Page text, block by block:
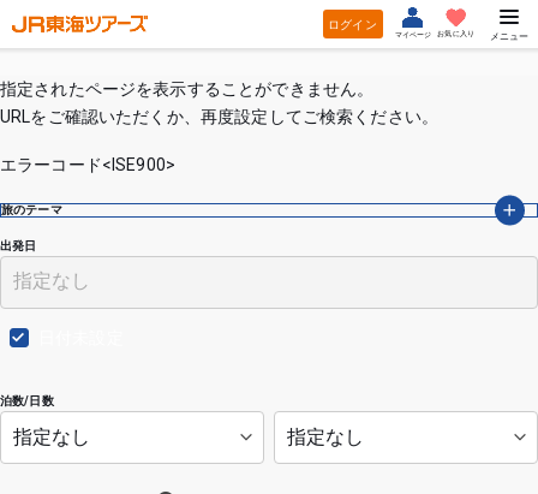
ログイン
マイページ お気に入り メニュー
指定されたページを表示することができません。
URLをご確認いただくか、再度設定してご検索ください。
エラーコード<ISE900>
出発日
泊数/日数
旅のテーマ